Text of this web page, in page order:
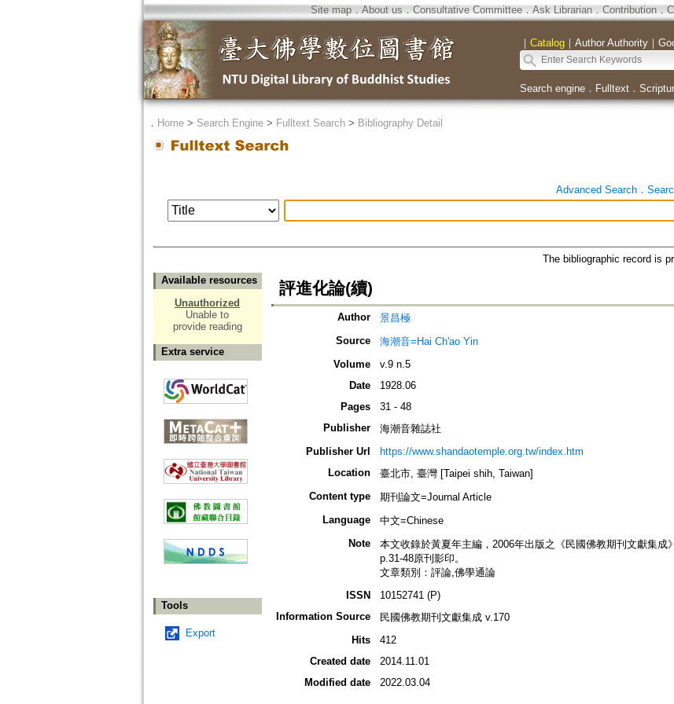
Site map．About us ． Consultative Committee． Ask Librarian． Contribution．
｜ Catalog｜ Author Authority｜
Search engine． Fulltext．
． Home> Search Engine> Fulltext Search> Bibliography Detail
Advanced Search．
The bibliographic record is
Available resources
Unauthorized
Unable to
provide reading
Extra service
Tools
Export
評進化論(續)
Author
景昌極
Source
海潮音=Hai Ch'ao Yin
Volume
v.9 n.5
Date
1928.06
Pages
31 - 48
Publisher
海潮音雜誌社
Publisher Url
https://www.shandaotemple.org.tw/index.htm
Location
臺北市, 臺灣 [Taipei shih, Taiwan]
Content type
期刊論文=Journal Article
Language
中文=Chinese
Note
本文收錄於黃夏年主編，2006年出版之《民國佛教期刊文獻集成
p.31-48原刊影印。
文章類別：評論,佛學通論
ISSN
10152741 (P)
Information Source
民國佛教期刊文獻集成 v.170
Hits
412
Created date
2014.11.01
Modified date
2022.03.04